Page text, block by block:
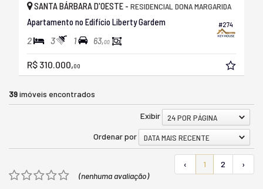
#274
SANTA BÁRBARA D'OESTE - RESIDENCIAL DONA MARGARIDA
Apartamento no Edifício Liberty Gardem
2 3 1 63,00
R$ 310.000,00
39imóveis encontrados
Exibir
24 POR PÁGINA
Ordenar por
DATA MAIS RECENTE
‹ 1 2
›
(nenhuma avaliação)